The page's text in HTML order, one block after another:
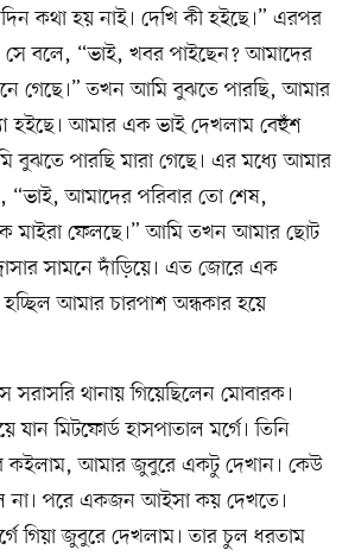
কথা হয় নাই। দেখি কী হইছে।” এরপর
বলে, “ভাই, খবর পাইছেন? আমাদের
গেছে।” তখন আমি বুঝতে পারছি, আমার
হইছে। আমার এক ভাই দেখলাম বেহুঁশ
পারছি মারা গেছে। এর মধ্যে আমার
আমাদের পরিবার তো শেষ,
মাইরা ফেলছে।” আমি তখন আমার ছোট
সামনে দাঁড়িয়ে। এত জোরে এক
আমার চারপাশ অন্ধকার হয়ে
সরাসরি থানায় গিয়েছিলেন মোবারক।
যান মিটফোর্ড হাসপাতাল মর্গে। তিনি
কইলাম, আমার জুবুরে একটু দেখান। কেউ
না। পরে একজন আইসা কয় দেখতে।
গিয়া জুবুরে দেখলাম। তার চুল ধরতাম